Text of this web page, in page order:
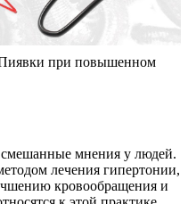
Пиявки при повышенном
мнения у людей.
лечения гипертонии,
кровообращения и